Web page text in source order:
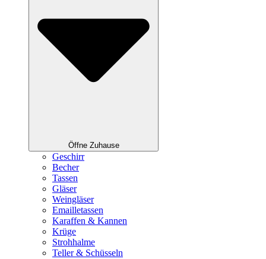
Öffne Zuhause
Geschirr
Becher
Tassen
Gläser
Weingläser
Emailletassen
Karaffen & Kannen
Krüge
Strohhalme
Teller & Schüsseln